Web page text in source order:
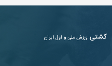
کشتی ورزش ملی و اول ایران